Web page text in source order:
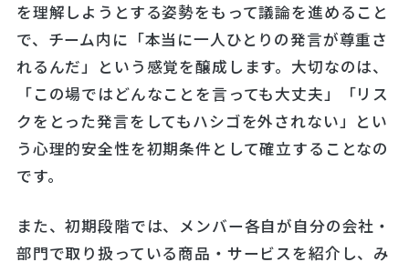
を理解しようとする姿勢をもって議論を進めること
で、チーム内に「本当に一人ひとりの発言が尊重さ
れるんだ」という感覚を醸成します。大切なのは、
「この場ではどんなことを言っても大丈夫」「リス
クをとった発言をしてもハシゴを外されない」とい
う心理的安全性を初期条件として確立することなの
です。
また、初期段階では、メンバー各自が自分の会社・
部門で取り扱っている商品・サービスを紹介し、み